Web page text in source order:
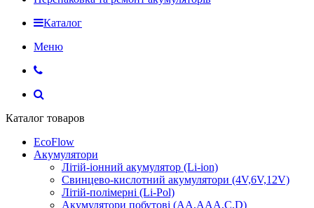
Каталог
Меню
Каталог товаров
EcoFlow
Акумулятори
Літій-іонний акумулятор (Li-ion)
Свинцево-кислотний акумулятори (4V,6V,12V)
Літій-полімерні (Li-Pol)
Акумулятори побутові (AA,AAA,C,D)